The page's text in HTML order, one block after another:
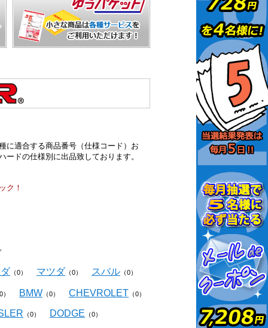
に適合する商品番号（仕様コード）お
ドの仕様別に出品致しております。
ク！
（0） マツダ （0） スバル （0）
BMW （0） CHEVROLET （0）
（0） DODGE （0）